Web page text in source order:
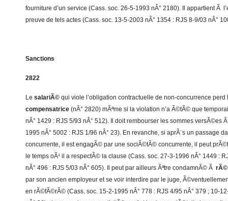
fourniture d’un service (Cass. soc. 26-5-1993 nÂ° 2180). Il appartient Ã
preuve de tels actes (Cass. soc. 13-5-2003 nÂ° 1354 : RJS 8-9/03 nÂ°
Sanctions
2822
Le salariÃ© qui viole l’obligation contractuelle de non-concurrence perd
compensatrice (nÂ° 2820) mÃªme si la violation n’a Ã©tÃ© que
nÂ° 1429 : RJS 5/93 nÂ° 512). Il doit rembourser les sommes versÃ©es
1995 nÂ° 5002 : RJS 1/96 nÂ° 23). En revanche, si aprÃ¨s un passage
concurrente, il est engagÃ© par une sociÃ©tÃ© concurrente, il peut
le temps oÃ¹ il a respectÃ© la clause (Cass. soc. 27-3-1996 nÂ° 1449 :
nÂ° 496 : RJS 5/03 nÂ° 605). Il peut par ailleurs Ãªtre condamnÃ© Ã
par son ancien employeur et se voir interdire par le juge,
en rÃ©fÃ©rÃ© (Cass. soc. 15-2-1995 nÂ° 778 : RJS 4/95 nÂ° 379 ; 10-